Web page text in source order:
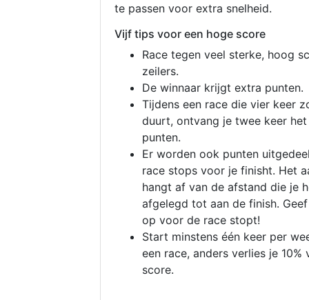
te passen voor extra snelheid.
Vijf tips voor een hoge score
Race tegen veel sterke, hoog
zeilers.
De winnaar krijgt extra punten.
Tijdens een race die vier keer
duurt, ontvang je twee keer
punten.
Er worden ook punten
race stops voor je finisht. Het
hangt af van de afstand die je
afgelegd tot aan de finish.
op voor de race stopt!
Start minstens één keer per
een race, anders verlies je 10%
score.